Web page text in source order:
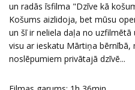
un radās īsfilma "Dzīve kā
Košums aizlidoja, bet mūsu
un šī ir neliela daļa no
visu ar ieskatu Mārtiņa
noslēpumiem privātajā dzīvē...